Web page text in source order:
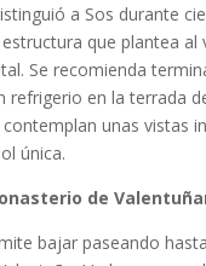
a Sos durante
que plantea al
Se recomienda
refrigerio en la terrada
unas vistas
única.
de
bajar paseando